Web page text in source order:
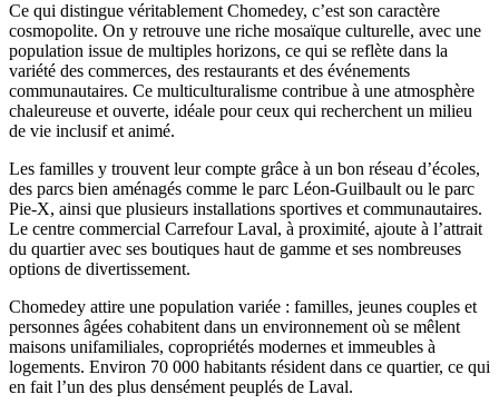
Ce qui distingue véritablement Chomedey, c’est son caractère
cosmopolite. On y retrouve une riche mosaïque culturelle, avec une
population issue de multiples horizons, ce qui se reflète dans la
variété des commerces, des restaurants et des événements
communautaires. Ce multiculturalisme contribue à une atmosphère
chaleureuse et ouverte, idéale pour ceux qui recherchent un milieu
de vie inclusif et animé.
Les familles y trouvent leur compte grâce à un bon réseau d’écoles,
des parcs bien aménagés comme le parc Léon-Guilbault ou le parc
Pie-X, ainsi que plusieurs installations sportives et communautaires.
Le centre commercial Carrefour Laval, à proximité, ajoute à l’attrait
du quartier avec ses boutiques haut de gamme et ses nombreuses
options de divertissement.
Chomedey attire une population variée : familles, jeunes couples et
personnes âgées cohabitent dans un environnement où se mêlent
maisons unifamiliales, copropriétés modernes et immeubles à
logements. Environ 70 000 habitants résident dans ce quartier, ce qui
en fait l’un des plus densément peuplés de Laval.